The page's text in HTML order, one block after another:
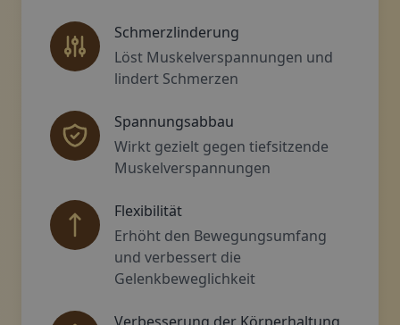
Schmerzlinderung
Löst Muskelverspannungen und
lindert Schmerzen
Spannungsabbau
Wirkt gezielt gegen tiefsitzende
Muskelverspannungen
Flexibilität
Erhöht den Bewegungsumfang
und verbessert die
Gelenkbeweglichkeit